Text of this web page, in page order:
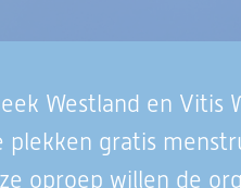
Westland en Vitis
plekken gratis
oproep willen de